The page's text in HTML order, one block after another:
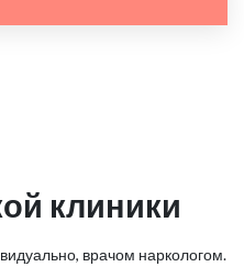
клиники
врачом наркологом.